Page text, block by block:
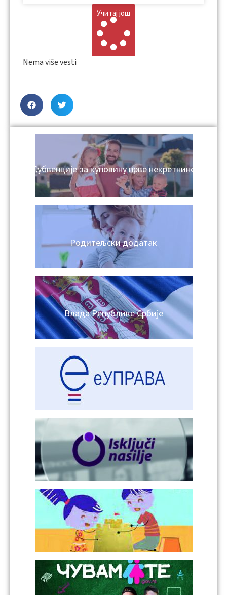
Учитај још
Nema više vesti
Субвенције за куповину прве некретнине
Родитељски додатак
Влада Републике Србије